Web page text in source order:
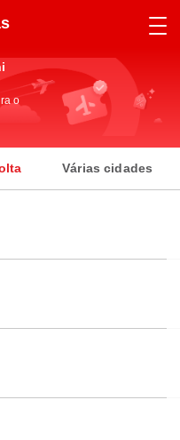
o
Várias cidades